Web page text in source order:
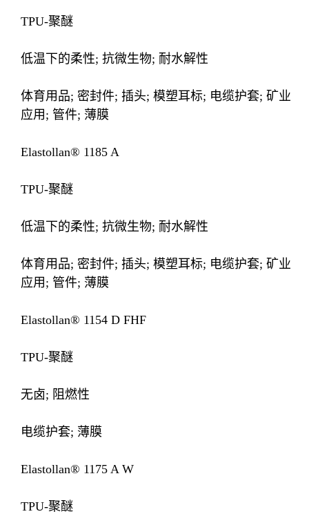
TPU-聚醚
低温下的柔性; 抗微生物; 耐水解性
体育用品; 密封件; 插头; 模塑耳标; 电缆护套; 矿业
应用; 管件; 薄膜
Elastollan® 1185 A
TPU-聚醚
低温下的柔性; 抗微生物; 耐水解性
体育用品; 密封件; 插头; 模塑耳标; 电缆护套; 矿业
应用; 管件; 薄膜
Elastollan® 1154 D FHF
TPU-聚醚
无卤; 阻燃性
电缆护套; 薄膜
Elastollan® 1175 A W
TPU-聚醚